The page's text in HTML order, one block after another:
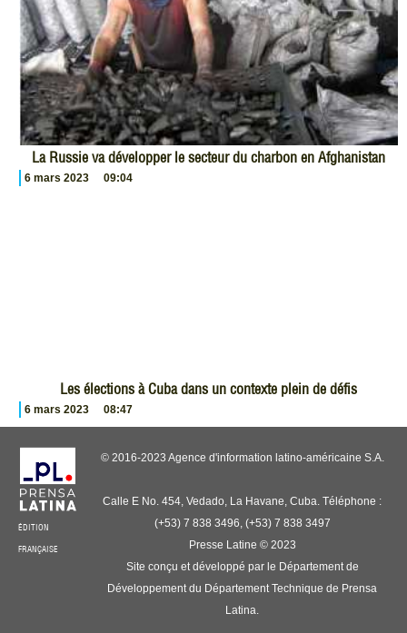
La Russie va développer le secteur du charbon en Afghanistan
6 mars 2023 09:04
Les élections à Cuba dans un contexte plein de défis
6 mars 2023 08:47
ÉDITION
FRANÇAISE
© 2016-2023 Agence d'information latino-américaine S.A.
Calle E No. 454, Vedado, La Havane, Cuba. Téléphone :
(+53) 7 838 3496, (+53) 7 838 3497
Presse Latine © 2023
Site conçu et développé par le Département de
Développement du Département Technique de Prensa
Latina.